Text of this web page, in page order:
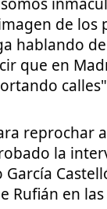
de los
hablando
que en
reprochar
la
Rufián en